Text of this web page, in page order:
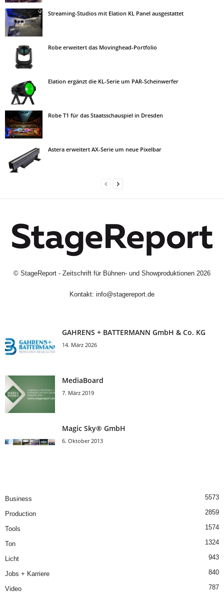
Streaming-Studios mit Elation KL Panel ausgestattet
Robe erweitert das Movinghead-Portfolio
Elation ergänzt die KL-Serie um PAR-Scheinwerfer
Robe T1 für das Staatsschauspiel in Dresden
Astera erweitert AX-Serie um neue Pixelbar
© StageReport - Zeitschrift für Bühnen- und Showproduktionen 2026
Kontakt: info@stagereport.de
GAHRENS + BATTERMANN GmbH & Co. KG
14. März 2026
MediaBoard
7. März 2019
Magic Sky® GmbH
6. Oktober 2013
Business 5573
Production 2859
Tools 1574
Ton 1324
Licht 943
Jobs + Karriere 840
Video 787